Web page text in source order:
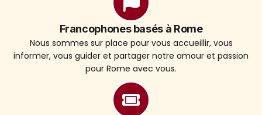
Francophones basés à Rome
Nous sommes sur place pour vous accueillir, vous
informer, vous guider et partager notre amour et passion
pour Rome avec vous.